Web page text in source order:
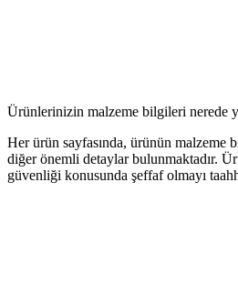
Ürünlerinizin malzeme bilgileri nerede
Her ürün sayfasında, ürünün malzeme
diğer önemli detaylar bulunmaktadır.
güvenliği konusunda şeffaf olmayı